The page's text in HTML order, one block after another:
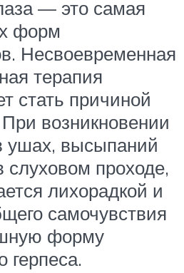
— это самая
форм
Несвоевременная
терапия
стать причиной
возникновении
ушах, высыпаний
слуховом проходе,
лихорадкой и
самочувствия
форму